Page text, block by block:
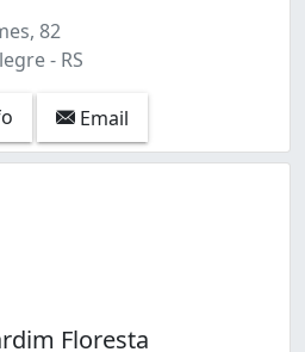
82
- RS
Email
Floresta